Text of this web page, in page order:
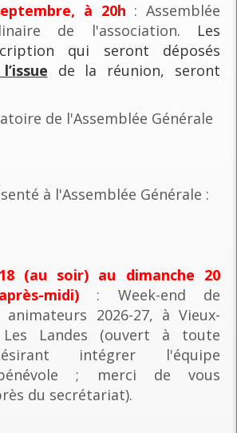
à 20h : Assemblée
de l'association. Les
qui seront déposés
de la réunion, seront
de l'Assemblée Générale
à l'Assemblée Générale :
(au soir) au dimanche 20
midi): Week-end de
2026-27, à Vieux-
Les Landes (ouvert à toute
intégrer l'équipe
; merci de vous
du secrétariat).